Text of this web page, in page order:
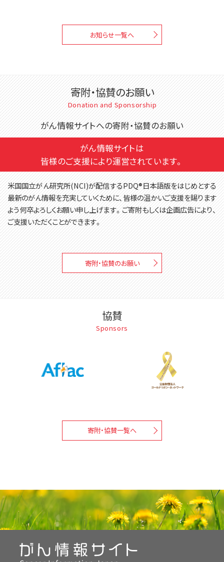
お知らせ一覧へ
寄附・協賛のお願い
Donation and Sponsorship
がん情報サイトへの寄附・協賛のお願い
がん情報サイトは
皆様のご支援により運営されています。
米国国立がん研究所(NCI)が配信するPDQ®日本語版をはじめとする
最新のがん情報を充実していくために、皆様の温かいご支援を賜ります
よう何卒よろしくお願い申し上げます。ご寄附もしくは企画広告により、
ご支援いただくことができます。
寄附・協賛のお願い
協賛
Sponsors
寄附・協賛一覧へ